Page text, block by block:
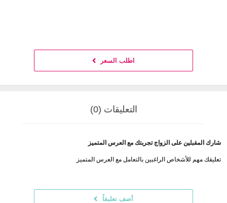
اطلب السعر
التعليقات (0)
شارك المقبلين على الزواج تجربتك مع العرس المتميز
تعليقك مهم للأشخاص الراغبين بالتعامل مع العرس المتميز
أضف تعليقاً